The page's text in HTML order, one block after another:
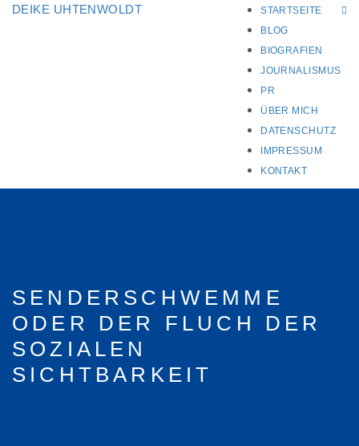
DEIKE UHTENWOLDT
STARTSEITE
BLOG
BIOGRAFIEN
JOURNALISMUS
PR
ÜBER MICH
DATENSCHUTZ
IMPRESSUM
KONTAKT
SENDERSCHWEMME
ODER DER FLUCH DER
SOZIALEN
SICHTBARKEIT